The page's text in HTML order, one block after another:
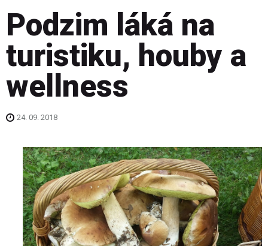
Podzim láká na
turistiku, houby a
wellness
24. 09. 2018